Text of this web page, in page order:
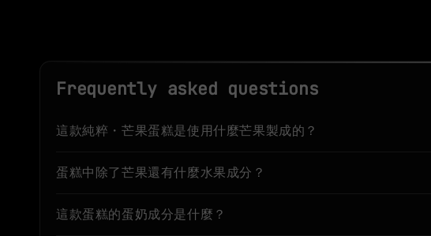
Frequently asked questions
這款純粹・芒果蛋糕是使用什麼芒果製成的？
蛋糕中除了芒果還有什麼水果成分？
這款蛋糕的蛋奶成分是什麼？